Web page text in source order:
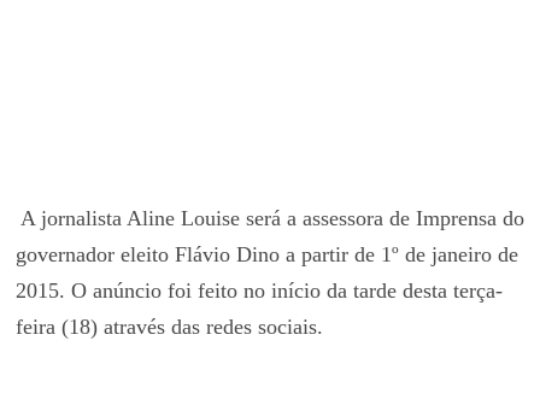
A jornalista Aline Louise será a assessora de Imprensa do
governador eleito Flávio Dino a partir de 1º de janeiro de
2015. O anúncio foi feito no início da tarde desta terça-
feira (18) através das redes sociais.